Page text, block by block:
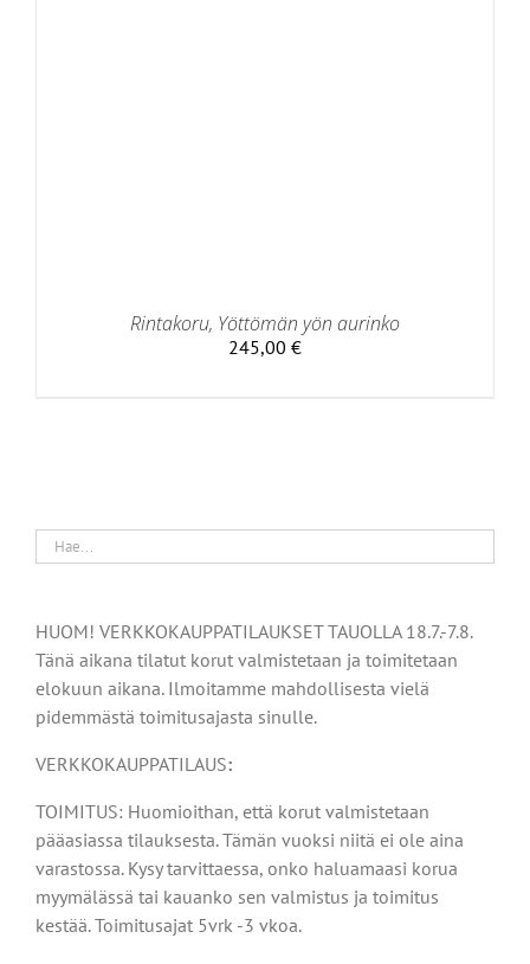
Rintakoru, Yöttömän yön aurinko
245,00 €
HUOM! VERKKOKAUPPATILAUKSET TAUOLLA 18.7.-7.8.
Tänä aikana tilatut korut valmistetaan ja toimitetaan
elokuun aikana. Ilmoitamme mahdollisesta vielä
pidemmästä toimitusajasta sinulle.
VERKKOKAUPPATILAUS:
TOIMITUS: Huomioithan, että korut valmistetaan
pääasiassa tilauksesta. Tämän vuoksi niitä ei ole aina
varastossa. Kysy tarvittaessa, onko haluamaasi korua
myymälässä tai kauanko sen valmistus ja toimitus
kestää. Toimitusajat 5vrk -3 vkoa.